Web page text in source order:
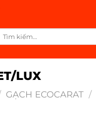
Tìm
LUX
GẠCH ECOCARAT /